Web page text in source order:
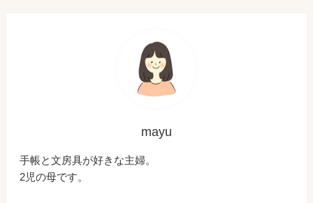
mayu
手帳と文房具が好きな主婦。
2児の母です。